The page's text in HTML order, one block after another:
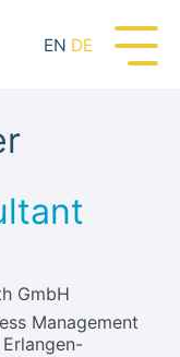
EN DE
GmbH
Management